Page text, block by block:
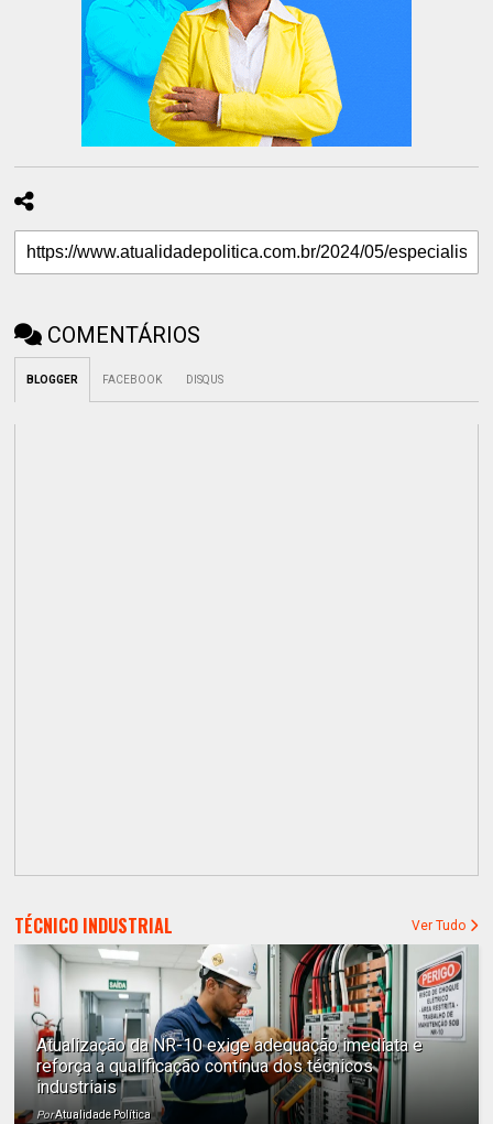
COMENTÁRIOS
BLOGGER FACEBOOK DISQUS
TÉCNICO INDUSTRIAL Ver Tudo
Atualização da NR-10 exige adequação imediata e
reforça a qualificação contínua dos técnicos
industriais
PorAtualidade Política